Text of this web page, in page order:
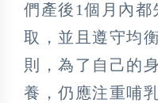
們產後1個月內
取，並且遵守均
則，為了自己的
養，仍應注重哺